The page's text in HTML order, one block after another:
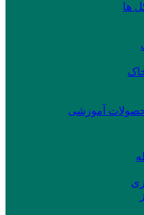
ها
آموزشی